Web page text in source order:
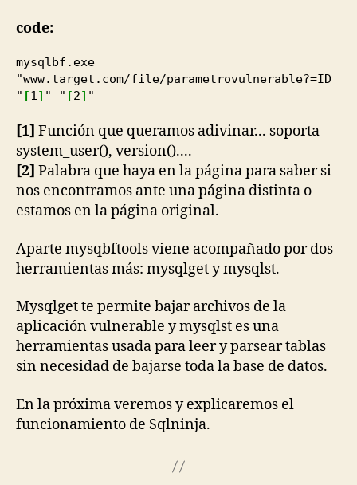
code:
mysqlbf.exe
"www.target.com/file/parametrovulnerable?=ID
" [1 ] " " [2] "
[1] Función que queramos adivinar... soporta
system_user(), version()....
[2] Palabra que haya en la página para saber si
nos encontramos ante una página distinta o
estamos en la página original.
Aparte mysqbftools viene acompañado por dos
herramientas más: mysqlget y mysqlst.
Mysqlget te permite bajar archivos de la
aplicación vulnerable y mysqlst es una
herramientas usada para leer y parsear tablas
sin necesidad de bajarse toda la base de datos.
En la próxima veremos y explicaremos el
funcionamiento de Sqlninja.